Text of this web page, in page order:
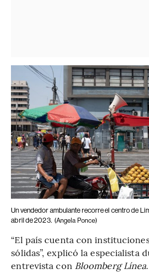
Un vendedor ambulante recorre el centro de
abril de 2023. (Angela Ponce)
“El país cuenta con
sólidas”, explicó la especialista
entrevista con Bloomberg Línea